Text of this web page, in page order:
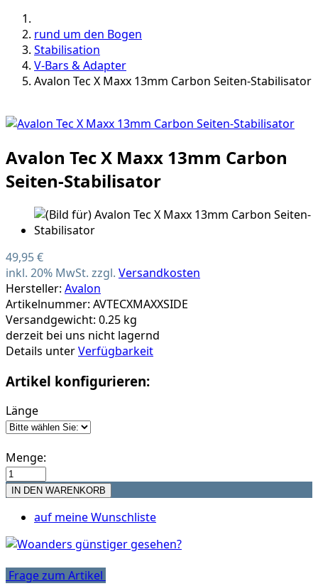
rund um den Bogen
Stabilisation
V-Bars & Adapter
Avalon Tec X Maxx 13mm Carbon Seiten-Stabilisator
Avalon Tec X Maxx 13mm Carbon
Seiten-Stabilisator
49,95 €
inkl. 20% MwSt. zzgl. Versandkosten
Hersteller: Avalon
Artikelnummer: AVTECXMAXXSIDE
Versandgewicht: 0.25 kg
derzeit bei uns nicht lagernd
Details unterVerfügbarkeit
Artikel konfigurieren:
Länge
Menge:
auf meine Wunschliste
Frage zum Artikel